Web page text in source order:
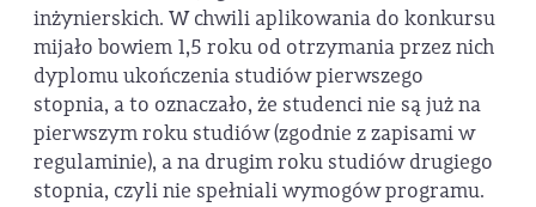
inżynierskich. W chwili aplikowania do konkursu
mijało bowiem 1,5 roku od otrzymania przez nich
dyplomu ukończenia studiów pierwszego
stopnia, a to oznaczało, że studenci nie są już na
pierwszym roku studiów (zgodnie z zapisami w
regulaminie), a na drugim roku studiów drugiego
stopnia, czyli nie spełniali wymogów programu.